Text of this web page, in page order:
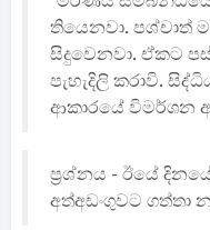
තියෙනවා.
සිදුවෙනවා. ඒකට
පැහැදිලි කරාවි.
ආකාරයේ විමර්ශන
ප්‍රශ්නය - ඊයේ
අත්අඩංගුවට ගත්තා